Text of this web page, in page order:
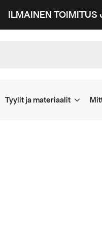
ILMAINEN TOIMITUS
Tyylit ja materiaalit